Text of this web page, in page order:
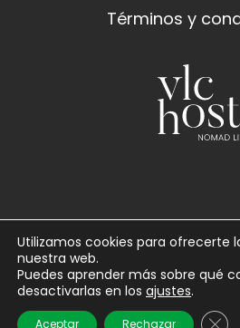
Términos y
Utilizamos cookies para ofrecerte
nuestra web.
Puedes aprender más sobre qué
desactivarlas en los ajustes.
Aceptar Rechazar